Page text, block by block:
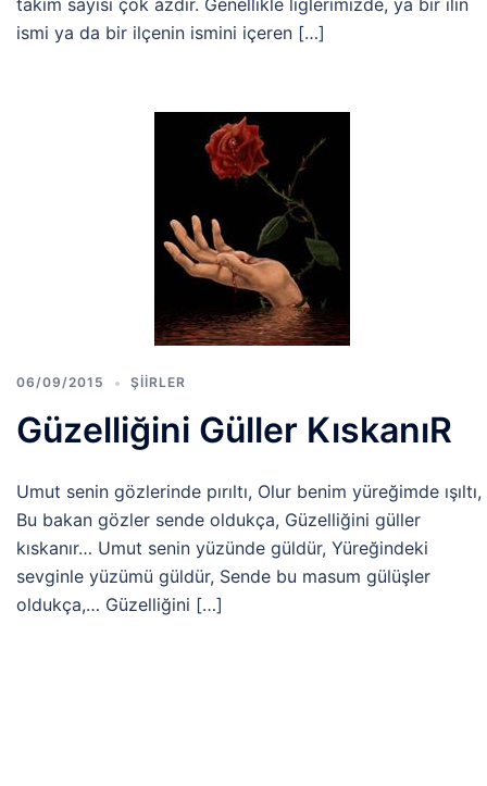
takım sayısı çok azdır. Genellikle liglerimizde, ya bir ilin
ismi ya da bir ilçenin ismini içeren […]
06/09/2015 ŞIIRLER
Güzelliğini Güller KıskanıR
Umut senin gözlerinde pırıltı, Olur benim yüreğimde ışıltı,
Bu bakan gözler sende oldukça, Güzelliğini güller
kıskanır… Umut senin yüzünde güldür, Yüreğindeki
sevginle yüzümü güldür, Sende bu masum gülüşler
oldukça,… Güzelliğini […]